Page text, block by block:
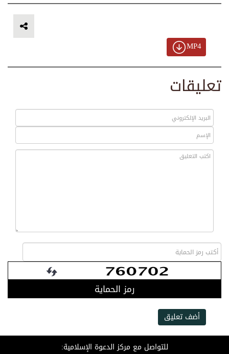
MP4
تعليقات
رمز الحماية
أضف تعليق
للتواصل مع مركز الدعوة الإسلامية: